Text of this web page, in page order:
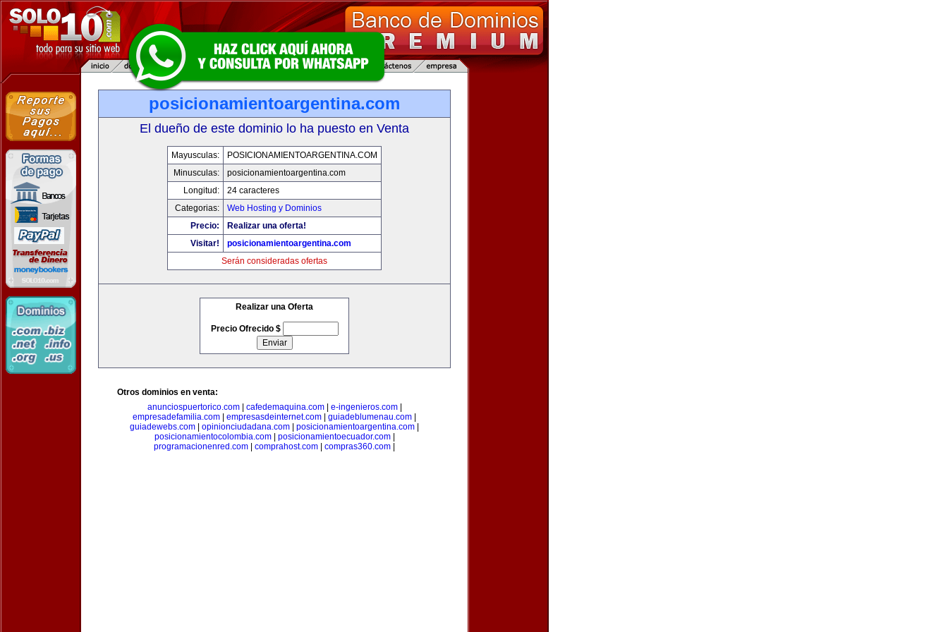
posicionamientoargentina.com
El dueño de este dominio lo ha puesto en Venta
Mayusculas:
POSICIONAMIENTOARGENTINA.COM
Minusculas:
posicionamientoargentina.com
Longitud:
24 caracteres
Categorias:
Web Hosting y Dominios
Precio:
Realizar una oferta!
Visitar!
posicionamientoargentina.com
Serán consideradas ofertas
Realizar una Oferta
Precio Ofrecido $
Otros dominios en venta:
anunciospuertorico.com| cafedemaquina.com| e-ingenieros.com|
empresadefamilia.com
empresasdeinternet.com guiadeblumenau.com
guiadewebs.com
opinionciudadana.com posicionamientoargentina.com
posicionamientocolombia.com| posicionamientoecuador.com|
programacionenred.com
comprahost.com compras360.com